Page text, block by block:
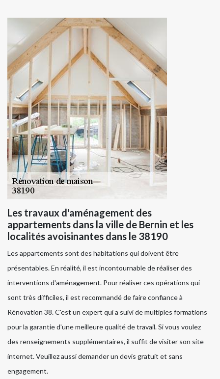
Les travaux d'aménagement des
appartements dans la ville de Bernin et les
localités avoisinantes dans le 38190
Les appartements sont des habitations qui doivent être
présentables. En réalité, il est incontournable de réaliser des
interventions d'aménagement. Pour réaliser ces opérations qui
sont très difficiles, il est recommandé de faire confiance à
Rénovation 38. C'est un expert qui a suivi de multiples formations
pour la garantie d'une meilleure qualité de travail. Si vous voulez
des renseignements supplémentaires, il suffit de visiter son site
internet. Veuillez aussi demander un devis gratuit et sans
engagement.